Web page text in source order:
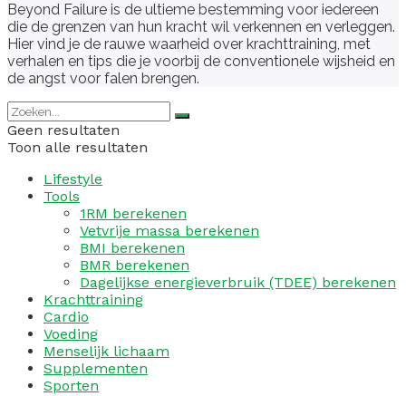
Beyond Failure is de ultieme bestemming voor iedereen
die de grenzen van hun kracht wil verkennen en verleggen.
Hier vind je de rauwe waarheid over krachttraining, met
verhalen en tips die je voorbij de conventionele wijsheid en
de angst voor falen brengen.
Geen resultaten
Toon alle resultaten
Lifestyle
Tools
1RM berekenen
Vetvrije massa berekenen
BMI berekenen
BMR berekenen
Dagelijkse energieverbruik (TDEE) berekenen
Krachttraining
Cardio
Voeding
Menselijk lichaam
Supplementen
Sporten